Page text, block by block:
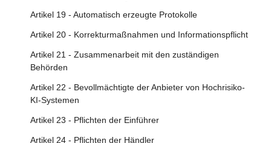
Artikel 19 - Automatisch erzeugte Protokolle
Artikel 20 - Korrekturmaßnahmen und Informationspflicht
Artikel 21 - Zusammenarbeit mit den zuständigen
Behörden
Artikel 22 - Bevollmächtigte der Anbieter von Hochrisiko-
KI-Systemen
Artikel 23 - Pflichten der Einführer
Artikel 24 - Pflichten der Händler